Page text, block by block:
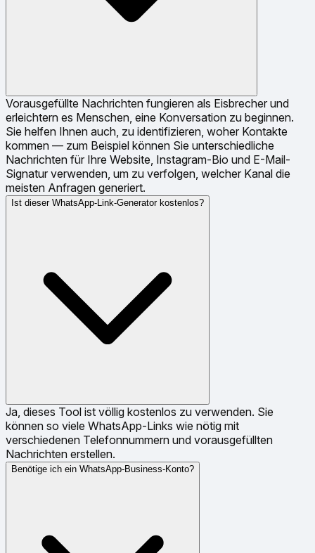
Vorausgefüllte Nachrichten fungieren als Eisbrecher und
erleichtern es Menschen, eine Konversation zu beginnen.
Sie helfen Ihnen auch, zu identifizieren, woher Kontakte
kommen — zum Beispiel können Sie unterschiedliche
Nachrichten für Ihre Website, Instagram-Bio und E-Mail-
Signatur verwenden, um zu verfolgen, welcher Kanal die
meisten Anfragen generiert.
Ist dieser WhatsApp-Link-Generator kostenlos?
Ja, dieses Tool ist völlig kostenlos zu verwenden. Sie
können so viele WhatsApp-Links wie nötig mit
verschiedenen Telefonnummern und vorausgefüllten
Nachrichten erstellen.
Benötige ich ein WhatsApp-Business-Konto?